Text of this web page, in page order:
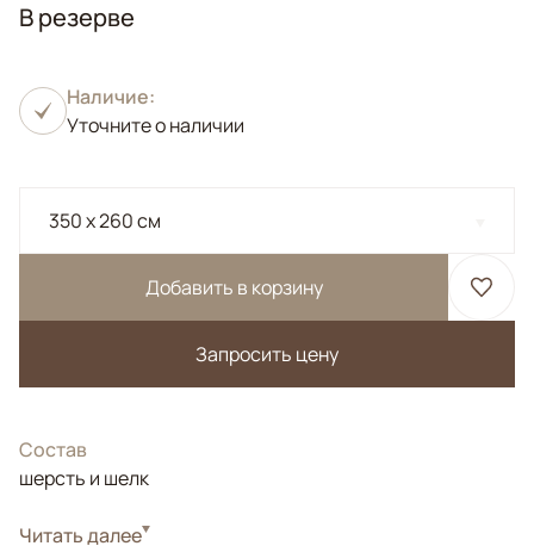
В резерве
Наличие:
Уточните о наличии
350 x 260 см
Добавить в корзину
Запросить цену
Состав
шерсть и шелк
Читать далее